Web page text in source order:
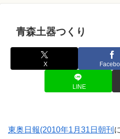
青森土器つくり
X
LINE
東奥日報(2010年1月31日朝刊